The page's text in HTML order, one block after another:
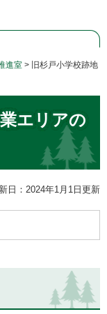
進室 > 旧杉戸小学校跡地
エリアの
日：2024年1月1日更新